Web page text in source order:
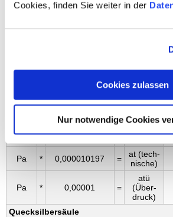
Cookies, finden Sie weiter in der
Cookies zulassen
Nur notwendige Cookies
Pa * 0,02088543 = psf
Pa
* 0,67197 = pdl/ft²
0,9323835*105 = tonf/ft²
Atmosphäre
atm
Pa * 0,000010197 =
at (tech­
nische)
Pa * 0,00001 =
atü
(Über­
druck)
Quecksilbersäule